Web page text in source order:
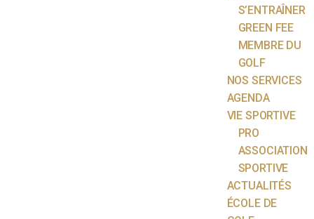
S’ENTRAÎNER
GREEN FEE
MEMBRE DU
GOLF
NOS SERVICES
AGENDA
VIE SPORTIVE
PRO
ASSOCIATION
SPORTIVE
ACTUALITÉS
ÉCOLE DE